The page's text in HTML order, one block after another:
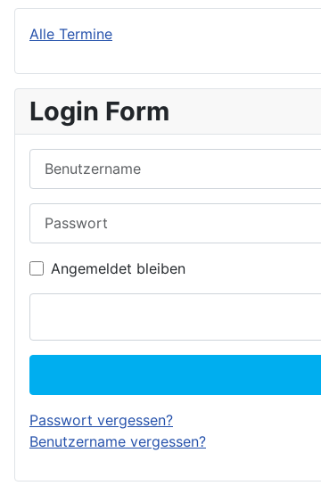
Alle Termine
Login Form
Angemeldet bleiben
Passwort vergessen?
Benutzername vergessen?